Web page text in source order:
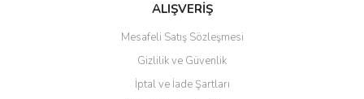
ALIŞVERİŞ
Mesafeli Satış Sözleşmesi
Gizlilik ve Güvenlik
İptal ve İade Şartları